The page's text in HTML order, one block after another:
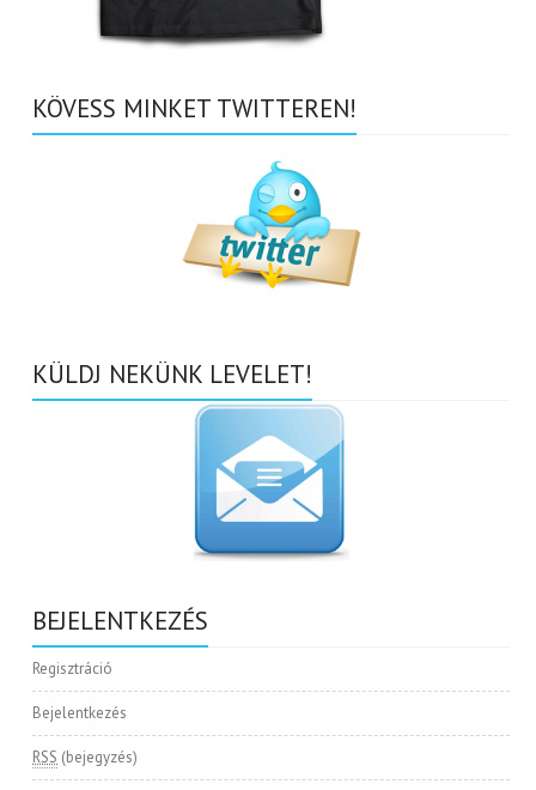
KÖVESS MINKET TWITTEREN!
KÜLDJ NEKÜNK LEVELET!
BEJELENTKEZÉS
Regisztráció
Bejelentkezés
RSS (bejegyzés)